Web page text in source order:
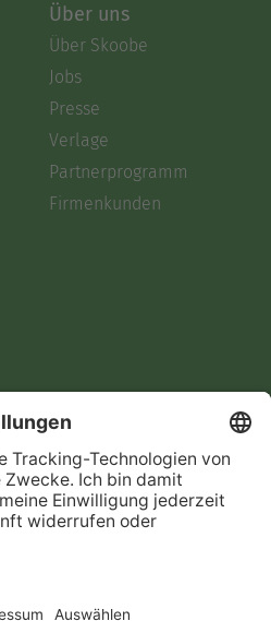
Über uns
Über Skoobe
Jobs
Presse
Verlage
Partnerprogramm
Firmenkunden